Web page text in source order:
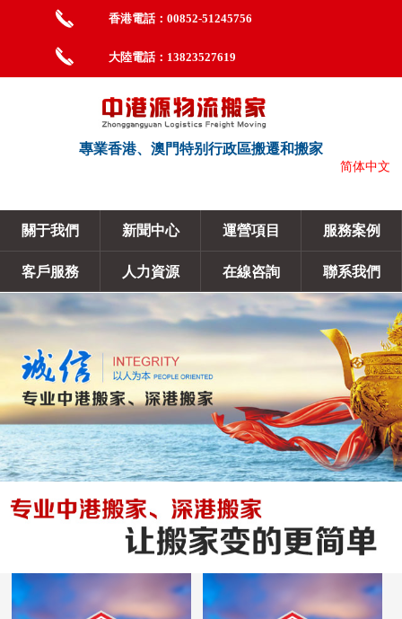
香港電話：00852-51245756
大陸電話：13823527619
專業香港、澳門特别行政區搬遷和搬家
简体中文
關于我們 新聞中心 運營項目 服務案例
客戶服務 人力資源 在線咨詢 聯系我們